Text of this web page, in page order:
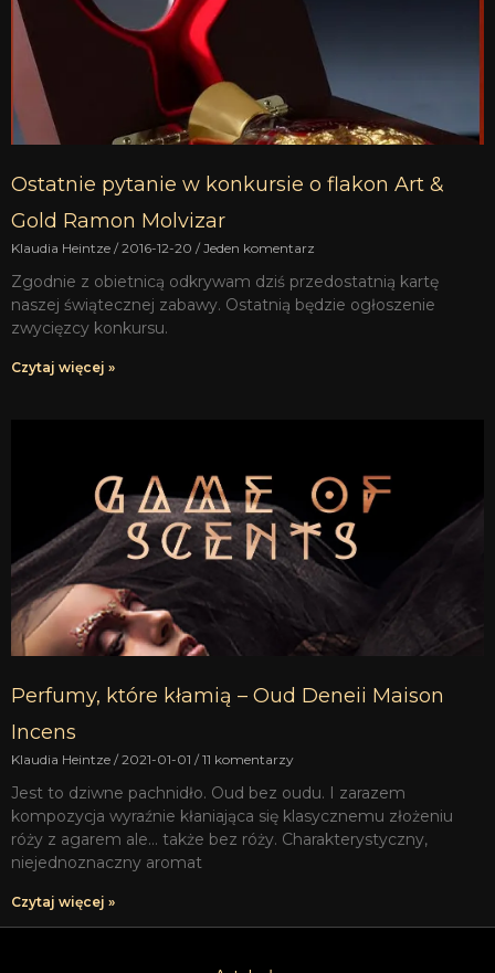
Ostatnie pytanie w konkursie o flakon Art &
Gold Ramon Molvizar
Klaudia Heintze 2016-12-20 Jeden komentarz
Zgodnie z obietnicą odkrywam dziś przedostatnią kartę
naszej świątecznej zabawy. Ostatnią będzie ogłoszenie
zwycięzcy konkursu.
Czytaj więcej »
Perfumy, które kłamią – Oud Deneii Maison
Incens
Klaudia Heintze 2021-01-01 11 komentarzy
Jest to dziwne pachnidło. Oud bez oudu. I zarazem
kompozycja wyraźnie kłaniająca się klasycznemu złożeniu
róży z agarem ale… także bez róży. Charakterystyczny,
niejednoznaczny aromat
Czytaj więcej »